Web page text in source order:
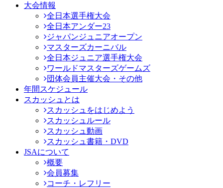
大会情報
全日本選手権大会
全日本アンダー23
ジャパンジュニアオープン
マスターズカーニバル
全日本ジュニア選手権大会
ワールドマスターズゲームズ
団体会員主催大会・その他
年間スケジュール
スカッシュとは
スカッシュをはじめよう
スカッシュルール
スカッシュ動画
スカッシュ書籍・DVD
JSAについて
概要
会員募集
コーチ・レフリー